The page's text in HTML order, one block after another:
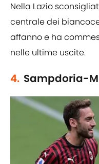
Nella Lazio
centrale dei
affanno e ha
nelle ultime uscite.
4. Sampdoria-